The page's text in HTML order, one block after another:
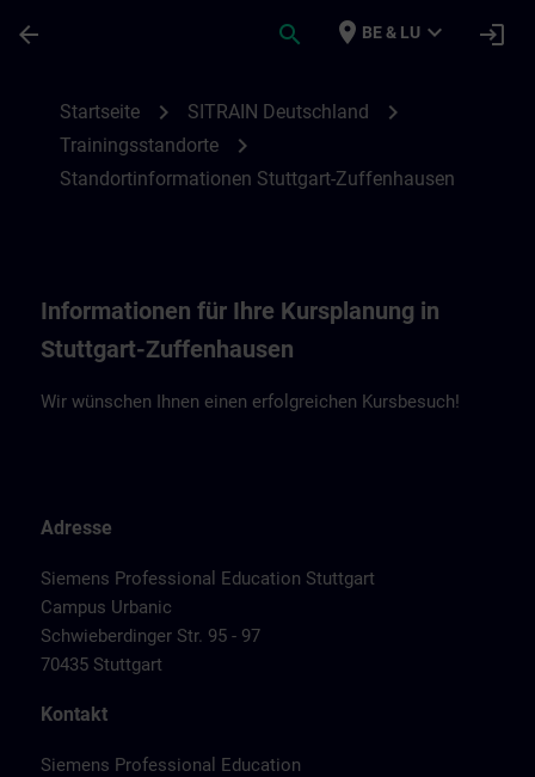
arrow_back search place BE & LU expand_more login
Startseite chevron_right SITRAIN Deutschland chevron_right
Trainingsstandorte chevron_right
Standortinformationen Stuttgart-Zuffenhausen
Informationen für Ihre Kursplanung in
Stuttgart-Zuffenhausen
Wir wünschen Ihnen einen erfolgreichen Kursbesuch!
Adresse
Siemens Professional Education Stuttgart
Campus Urbanic
Schwieberdinger Str. 95 - 97
70435 Stuttgart
Kontakt
Siemens Professional Education